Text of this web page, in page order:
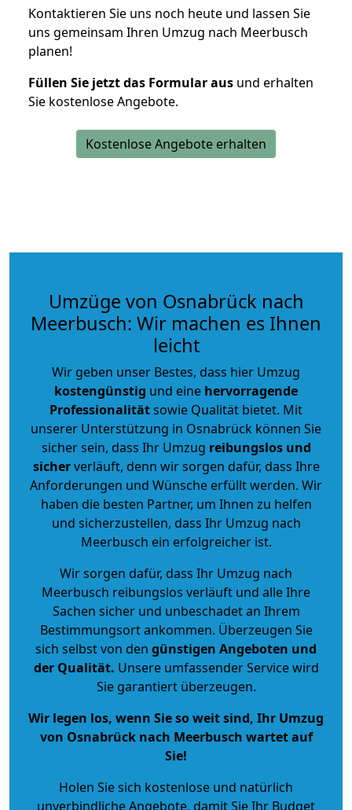
Kontaktieren Sie uns noch heute und lassen Sie
uns gemeinsam Ihren Umzug nach Meerbusch
planen!
Füllen Sie jetzt das Formular aus und erhalten
Sie kostenlose Angebote.
Kostenlose Angebote erhalten
Umzüge von Osnabrück nach
Meerbusch: Wir machen es Ihnen
leicht
Wir geben unser Bestes, dass hier Umzug
kostengünstig und eine hervorragende
Professionalitätsowie Qualität bietet. Mit
unserer Unterstützung in Osnabrück können Sie
sicher sein, dass Ihr Umzug reibungslos und
sicherverläuft, denn wir sorgen dafür, dass Ihre
Anforderungen und Wünsche erfüllt werden. Wir
haben die besten Partner, um Ihnen zu helfen
und sicherzustellen, dass Ihr Umzug nach
Meerbusch ein erfolgreicher ist.
Wir sorgen dafür, dass Ihr Umzug nach
Meerbusch reibungslos verläuft und alle Ihre
Sachen sicher und unbeschadet an Ihrem
Bestimmungsort ankommen. Überzeugen Sie
sich selbst von den günstigen Angeboten und
der Qualität. Unsere umfassender Service wird
Sie garantiert überzeugen.
Wir legen los, wenn Sie so weit sind, Ihr Umzug
von Osnabrück nach Meerbusch wartet auf
Sie!
Holen Sie sich kostenlose und natürlich
unverbindliche Angebote, damit Sie Ihr Budget